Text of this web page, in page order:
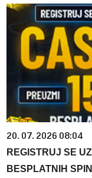
20. 07. 2026 08:04
REGISTRUJ SE
BESPLATNIH